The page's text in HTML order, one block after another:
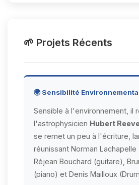
🌱 Projets Récents
🌍 Sensibilité
Sensible à l'environnement, il
l'astrophysicien Hubert
se remet un peu à l'écriture,
réunissant Norman
Réjean Bouchard (guitare),
(piano) et Denis Mailloux